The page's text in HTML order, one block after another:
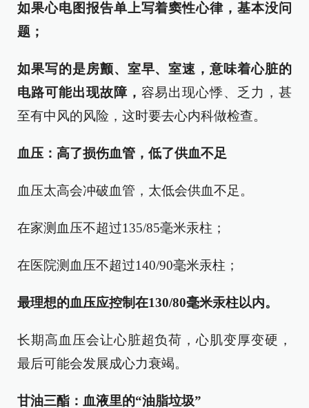
如果心电图报告单上写着窦性心律，基本没问
题；
如果写的是房颤、室早、室速，意味着心脏的
电路可能出现故障， 容易出现心悸、乏力，甚
至有中风的风险，这时要去心内科做检查。
血压：高了损伤血管，低了供血不足
血压太高会冲破血管，太低会供血不足。
在家测血压不超过135/85毫米汞柱；
在医院测血压不超过140/90毫米汞柱；
最理想的血压应控制在130/80毫米汞柱以内。
长期高血压会让心脏超负荷，心肌变厚变硬，
最后可能会发展成心力衰竭。
甘油三酯：血液里的“油脂垃圾”